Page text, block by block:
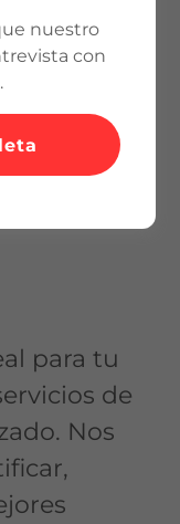
para tu
de
Nos
nuestro
con